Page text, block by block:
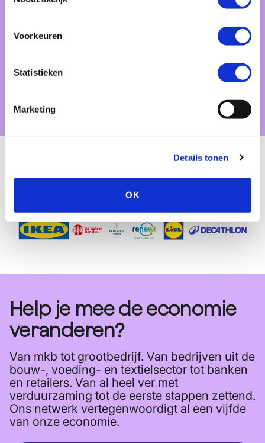
Voorkeuren
Statistieken
Marketing
Details tonen
OK
Help je mee de economie
veranderen?
Van mkb tot grootbedrijf. Van bedrijven uit de
bouw-, voeding- en textielsector tot banken
en retailers. Van al heel ver met
verduurzaming tot de eerste stappen zettend.
Ons netwerk vertegenwoordigt al een vijfde
van onze economie.